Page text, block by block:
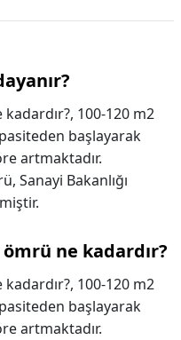
100-120 m2
başlayarak
artmaktadır.
Sanayi Bakanlığı
ne kadardır?
100-120 m2
başlayarak
artmaktadır.